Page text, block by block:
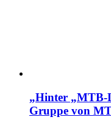
„Hinter „MTB-
Gruppe von